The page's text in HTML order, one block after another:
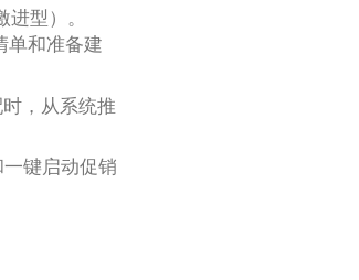
型）。
单和准备建
，从系统推
键启动促销